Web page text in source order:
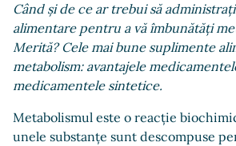
Când și de ce ar trebui să
alimentare pentru a vă îmbunătăți
Merită? Cele mai bune suplimente
metabolism: avantajele
medicamentele sintetice.
Metabolismul este o reacție
unele substanțe sunt descompuse